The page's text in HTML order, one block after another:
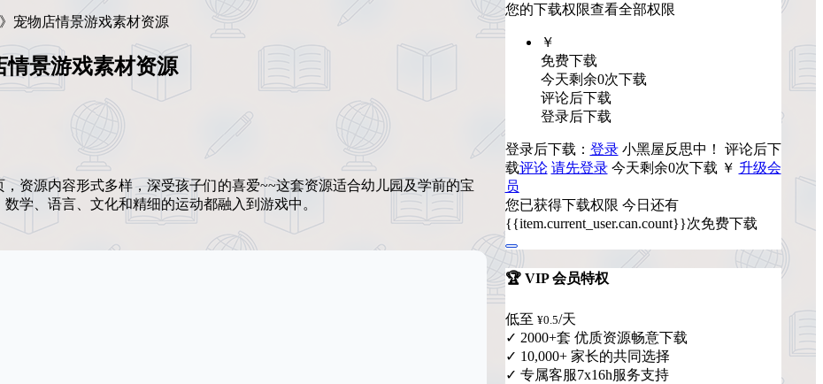
》宠物店情景游戏素材资源
情景游戏素材资源
资源内容形式多样，深受孩子们的喜爱~~这套资源适合幼儿园及学前的宝
学、语言、文化和精细的运动都融入到游戏中。
您的下载权限查看全部权限
￥
免费下载
今天剩余0次下载
评论后下载
登录后下载
登录后下载： 登录 小黑屋反思中！ 评论后下
载评论 请先登录 今天剩余0次下载 ￥ 升级会
员
您已获得下载权限 今日还有
{{item.current_user.can.count}}次免费下载
🏆 VIP 会员特权
低至 ¥0.5/天
✓ 2000+套 优质资源畅意下载
✓ 10,000+ 家长的共同选择
✓ 专属客服7x16h服务支持